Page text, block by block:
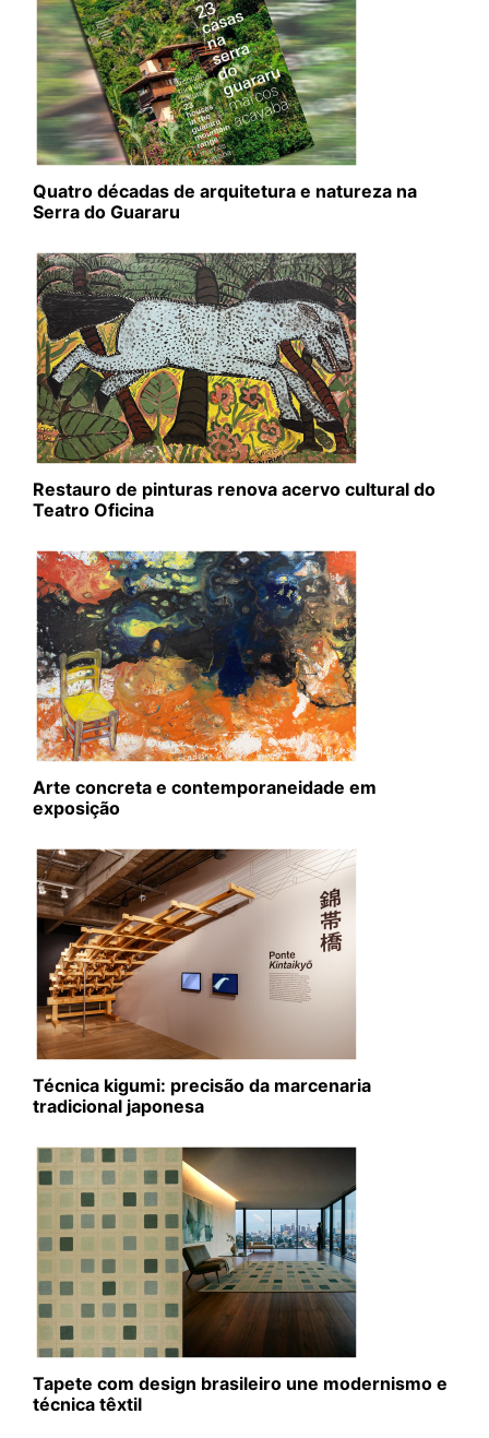
Quatro décadas de arquitetura e natureza na
Serra do Guararu
Restauro de pinturas renova acervo cultural do
Teatro Oficina
Arte concreta e contemporaneidade em
exposição
Técnica kigumi: precisão da marcenaria
tradicional japonesa
Tapete com design brasileiro une modernismo e
técnica têxtil